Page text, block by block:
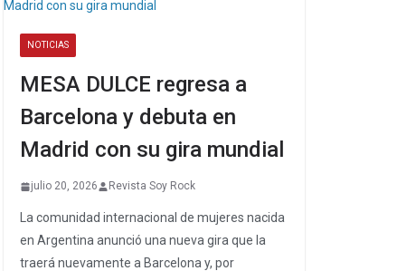
NOTICIAS
MESA DULCE regresa a
Barcelona y debuta en
Madrid con su gira mundial
julio 20, 2026 Revista Soy Rock
La comunidad internacional de mujeres nacida
en Argentina anunció una nueva gira que la
traerá nuevamente a Barcelona y, por